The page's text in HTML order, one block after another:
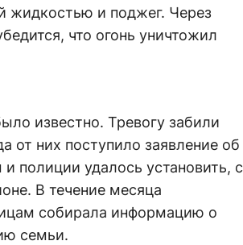
жидкостью и поджег. Через
что огонь уничтожил
известно. Тревогу забили
от них поступило заявление об
полиции удалось установить, с
В течение месяца
собирала информацию о
семьи.